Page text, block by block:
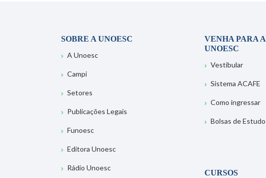
SOBRE A UNOESC
A Unoesc
Campi
Setores
Publicações Legais
Funoesc
Editora Unoesc
Rádio Unoesc
VENHA PARA A
UNOESC
Vestibular
Sistema ACAFE
Como ingressar
Bolsas de Estudo
CURSOS